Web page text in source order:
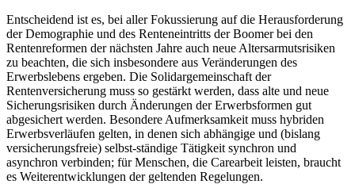
Entscheidend ist es, bei aller Fokussierung auf die Herausforderung
der Demographie und des Renteneintritts der Boomer bei den
Rentenreformen der nächsten Jahre auch neue Altersarmutsrisiken
zu beachten, die sich insbesondere aus Veränderungen des
Erwerbslebens ergeben. Die Solidargemeinschaft der
Rentenversicherung muss so gestärkt werden, dass alte und neue
Sicherungsrisiken durch Änderungen der Erwerbsformen gut
abgesichert werden. Besondere Aufmerksamkeit muss hybriden
Erwerbsverläufen gelten, in denen sich abhängige und (bislang
versicherungsfreie) selbst-ständige Tätigkeit synchron und
asynchron verbinden; für Menschen, die Carearbeit leisten, braucht
es Weiterentwicklungen der geltenden Regelungen.